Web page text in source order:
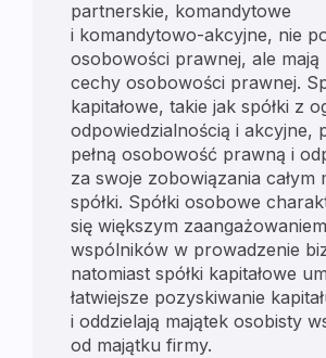
partnerskie, komandytowe
i komandytowo-akcyjne, nie
osobowości prawnej, ale mają
cechy osobowości prawnej.
kapitałowe, takie jak spółki z
odpowiedzialnością i akcyjne,
pełną osobowość prawną i
za swoje zobowiązania całym
spółki. Spółki osobowe
się większym zaangażowaniem
wspólników w prowadzenie
natomiast spółki kapitałowe
łatwiejsze pozyskiwanie
i oddzielają majątek osobisty
od majątku firmy.